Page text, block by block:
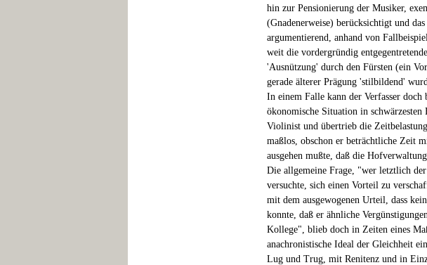
hin zur Pensionierung der Musiker,
(Gnadenerweise) berücksichtigt und
argumentierend, anhand von
weit die vordergründig
'Ausnützung' durch den Fürsten (ein
gerade älterer Prägung 'stilbildend'
In einem Falle kann der Verfasser
ökonomische Situation in
Violinist und übertrieb die
maßlos, obschon er beträchtliche Zeit
ausgehen mußte, daß die
Die allgemeine Frage, "wer letztlich
versuchte, sich einen Vorteil zu
mit dem ausgewogenen Urteil, dass
konnte, daß er ähnliche
Kollege", blieb doch in Zeiten eines
anachronistische Ideal der Gleichheit
Lug und Trug, mit Renitenz und in